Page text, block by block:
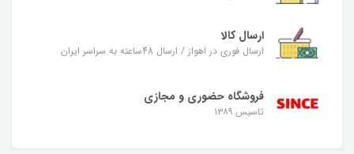
ارسال کالا
ارسال فوری در اهواز / ارسال 48ساعته به سراسر ایران
فروشگاه حضوری و مجازی
تاسیس ۱۳۸۹